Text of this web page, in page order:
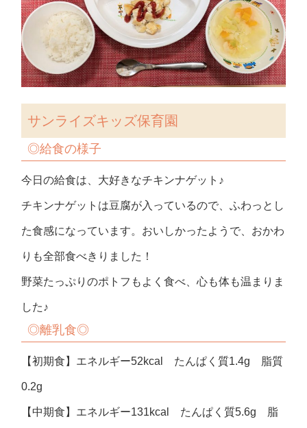
サンライズキッズ保育園
◎給食の様子
今日の給食は、大好きなチキンナゲット♪
チキンナゲットは豆腐が入っているので、ふわっとし
た食感になっています。おいしかったようで、おかわ
りも全部食べきりました！
野菜たっぷりのポトフもよく食べ、心も体も温まりま
した♪
◎離乳食◎
【初期食】エネルギー52kcal たんぱく質1.4g 脂質
0.2g
【中期食】エネルギー131kcal たんぱく質5.6g 脂